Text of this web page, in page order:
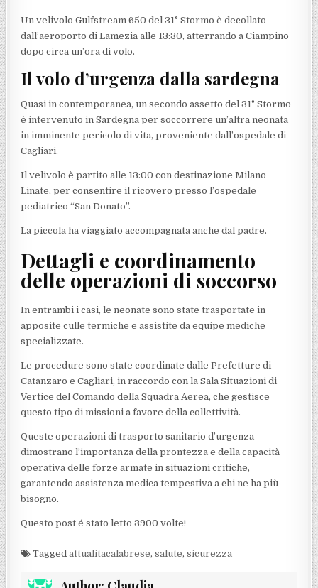
Un velivolo Gulfstream 650 del 31° Stormo è decollato
dall’aeroporto di Lamezia alle 13:30, atterrando a Ciampino
dopo circa un’ora di volo.
Il volo d’urgenza dalla sardegna
Quasi in contemporanea, un secondo assetto del 31° Stormo
è intervenuto in Sardegna per soccorrere un’altra neonata
in imminente pericolo di vita, proveniente dall’ospedale di
Cagliari.
Il velivolo è partito alle 13:00 con destinazione Milano
Linate, per consentire il ricovero presso l’ospedale
pediatrico “San Donato”.
La piccola ha viaggiato accompagnata anche dal padre.
Dettagli e coordinamento
delle operazioni di soccorso
In entrambi i casi, le neonate sono state trasportate in
apposite culle termiche e assistite da equipe mediche
specializzate.
Le procedure sono state coordinate dalle Prefetture di
Catanzaro e Cagliari, in raccordo con la Sala Situazioni di
Vertice del Comando della Squadra Aerea, che gestisce
questo tipo di missioni a favore della collettività.
Queste operazioni di trasporto sanitario d’urgenza
dimostrano l’importanza della prontezza e della capacità
operativa delle forze armate in situazioni critiche,
garantendo assistenza medica tempestiva a chi ne ha più
bisogno.
Questo post é stato letto 3900 volte!
Taggedattualitacalabrese,salute,sicurezza